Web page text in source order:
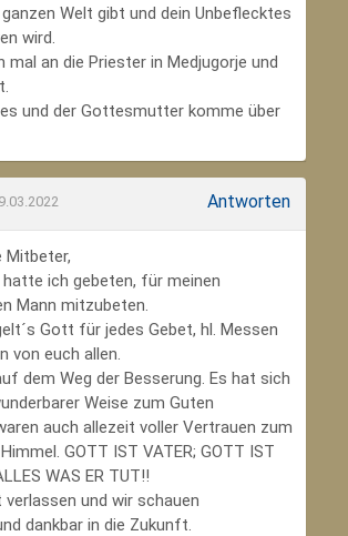
Welt gibt und dein Unbeflecktes
wird.
mal an die Priester in Medjugorje und
und der Gottesmutter komme über
Antworten
Mitbeter,
ich gebeten, für meinen
Mann mitzubeten.
Gott für jedes Gebet, hl. Messen
von euch allen.
dem Weg der Besserung. Es hat sich
Weise zum Guten
auch allezeit voller Vertrauen zum
GOTT IST VATER; GOTT IST
WAS ER TUT!!
und wir schauen
dankbar in die Zukunft.